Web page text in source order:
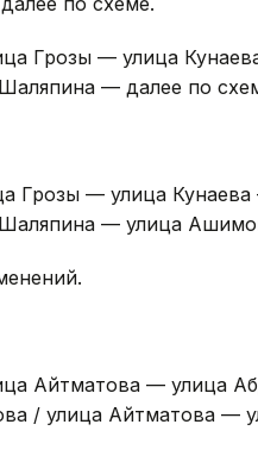
Грозы — улица
— далее по
Грозы — улица
— улица
Айтматова — улица
/ улица Айтматова —